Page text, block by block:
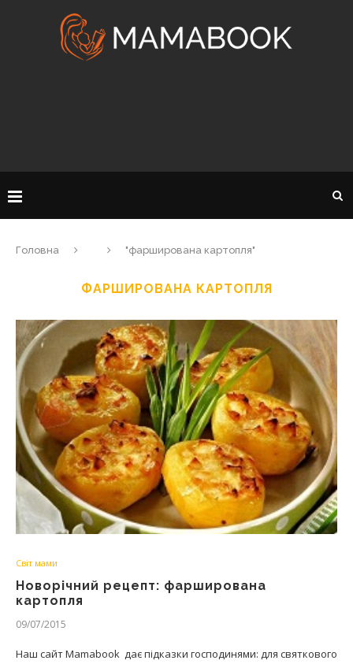
Головна "фарширована картопля"
ФАРШИРОВАНА КАРТОПЛЯ
Світ мами
Новорічний рецепт: фарширована
картопля
09/07/2015
Наш сайт Mamabook дає підказки господинями: для святкового